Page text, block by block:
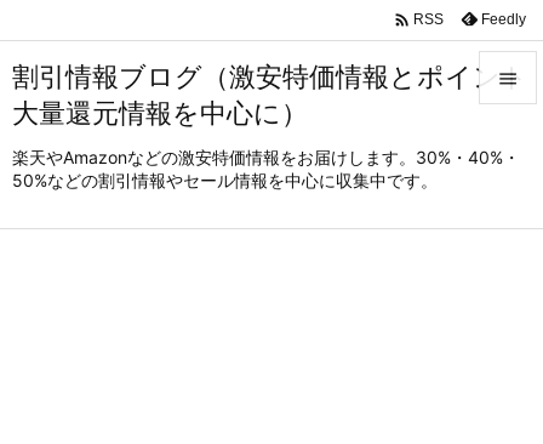
割引情報ブログ（激安特価情報とポイント
大量還元情報を中心に）
楽天やAmazonなどの激安特価情報をお届けします。30%・40%・
50%などの割引情報やセール情報を中心に収集中です。

メニュ
 RSS Feedly